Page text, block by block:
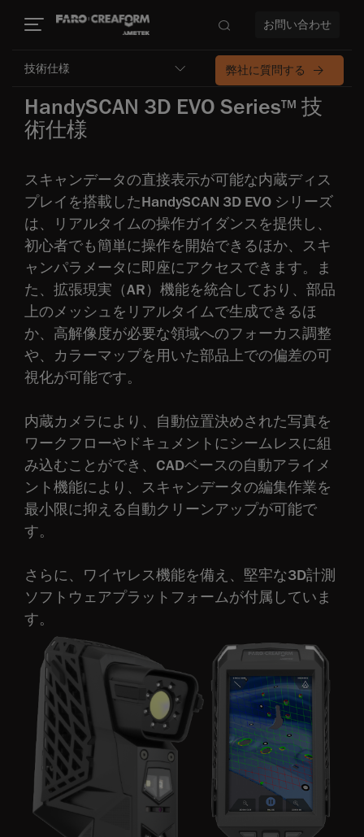
お問い合わせ
技術仕様 弊社に質問する
HandySCAN 3D EVO SeriesTM 技
術仕様
スキャンデータの直接表示が可能な内蔵ディス
プレイを搭載したHandySCAN 3D EVO シリーズ
は、リアルタイムの操作ガイダンスを提供し、
初心者でも簡単に操作を開始できるほか、スキ
ャンパラメータに即座にアクセスできます。ま
た、拡張現実（AR）機能を統合しており、部品
上のメッシュをリアルタイムで生成できるほ
か、高解像度が必要な領域へのフォーカス調整
や、カラーマップを用いた部品上での偏差の可
視化が可能です。
内蔵カメラにより、自動位置決めされた写真を
ワークフローやドキュメントにシームレスに組
み込むことができ、CADベースの自動アライメ
ント機能により、スキャンデータの編集作業を
最小限に抑える自動クリーンアップが可能で
す。
さらに、ワイヤレス機能を備え、堅牢な3D計測
ソフトウェアプラットフォームが付属していま
す。